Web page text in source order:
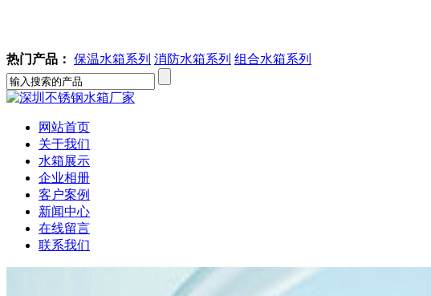
热门产品： 保温水箱系列 消防水箱系列 组合水箱系列
网站首页
关于我们
水箱展示
企业相册
客户案例
新闻中心
在线留言
联系我们